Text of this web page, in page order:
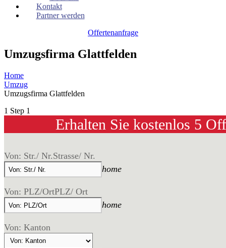
Kontakt
Partner werden
Offertenanfrage
Umzugsfirma Glattfelden
Home
Umzug
Umzugsfirma Glattfelden
1 Step 1
Erhalten Sie kostenlos 5
Von: Str./ Nr.Strasse/ Nr.
home
Von: PLZ/OrtPLZ/ Ort
home
Von: Kanton